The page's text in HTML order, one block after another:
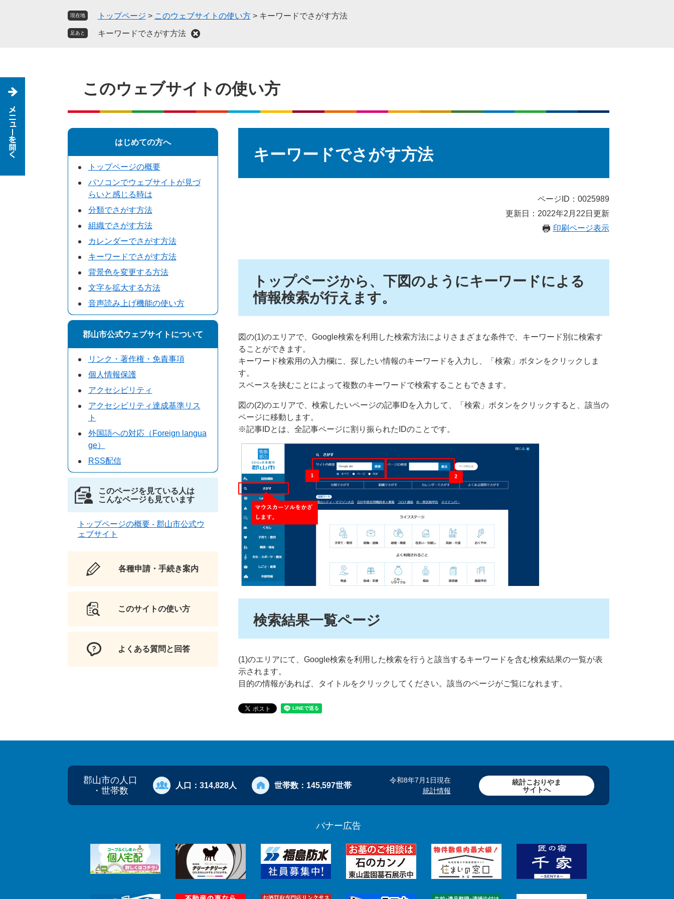
で
ば
現在地 トップページ > このウェブサイトの使い方 > キーワードでさがす方法
足あと キーワードでさがす方法
このウェブサイトの使い方
キーワードでさがす方法
ページID：0025989
更新日：2022年2月22日更新
印刷ページ表示
トップページから、下図のようにキーワードによる
情報検索が行えます。
図の(1)のエリアで、Google検索を利用した検索方法によりさまざまな条件で、キーワード別に検索す
ることができます。
キーワード検索用の入力欄に、探したい情報のキーワードを入力し、「検索」ボタンをクリックしま
す。
スペースを挟むことによって複数のキーワードで検索することもできます。
図の(2)のエリアで、検索したいページの記事IDを入力して、「検索」ボタンをクリックすると、該当の
ページに移動します。
※記事IDとは、全記事ページに割り振られたIDのことです。
検索結果一覧ページ
(1)のエリアにて、Google検索を利用した検索を行うと該当するキーワードを含む検索結果の一覧が表
示されます。
目的の情報があれば、タイトルをクリックしてください。該当のページがご覧になれます。
はじめての方へ
トップページの概要
パソコンでウェブサイトが見づ
らいと感じる時は
分類でさがす方法
組織でさがす方法
カレンダーでさがす方法
キーワードでさがす方法
背景色を変更する方法
文字を拡大する方法
音声読み上げ機能の使い方
郡山市公式ウェブサイトについて
リンク・著作権・免責事項
個人情報保護
アクセシビリティ
アクセシビリティ達成基準リス
ト
外国語への対応（Foreign langua
ge）
RSS配信
このページを見ている人は
こんなページも見ています
トップページの概要 - 郡山市公式ウ
ェブサイト
各種申請・手続き案内
このサイトの使い方
よくある質問と回答
郡山市の人口
・世帯数
人口： 314,828人 世帯数： 145,597世帯
令和8年7月1日現在
統計情報
統計こおりやま
サイトへ
バナー広告